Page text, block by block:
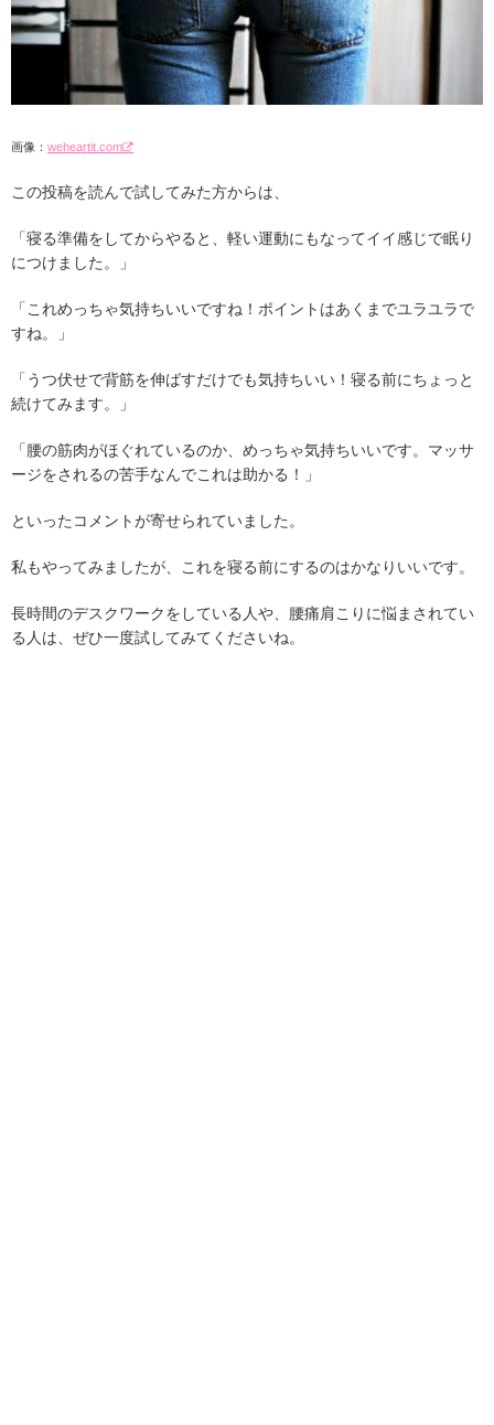
画像： weheartit.com
この投稿を読んで試してみた方からは、
「寝る準備をしてからやると、軽い運動にもなってイイ感じで眠り
につけました。」
「これめっちゃ気持ちいいですね！ポイントはあくまでユラユラで
すね。」
「うつ伏せで背筋を伸ばすだけでも気持ちいい！寝る前にちょっと
続けてみます。」
「腰の筋肉がほぐれているのか、めっちゃ気持ちいいです。マッサ
ージをされるの苦手なんでこれは助かる！」
といったコメントが寄せられていました。
私もやってみましたが、これを寝る前にするのはかなりいいです。
長時間のデスクワークをしている人や、腰痛肩こりに悩まされてい
る人は、ぜひ一度試してみてくださいね。